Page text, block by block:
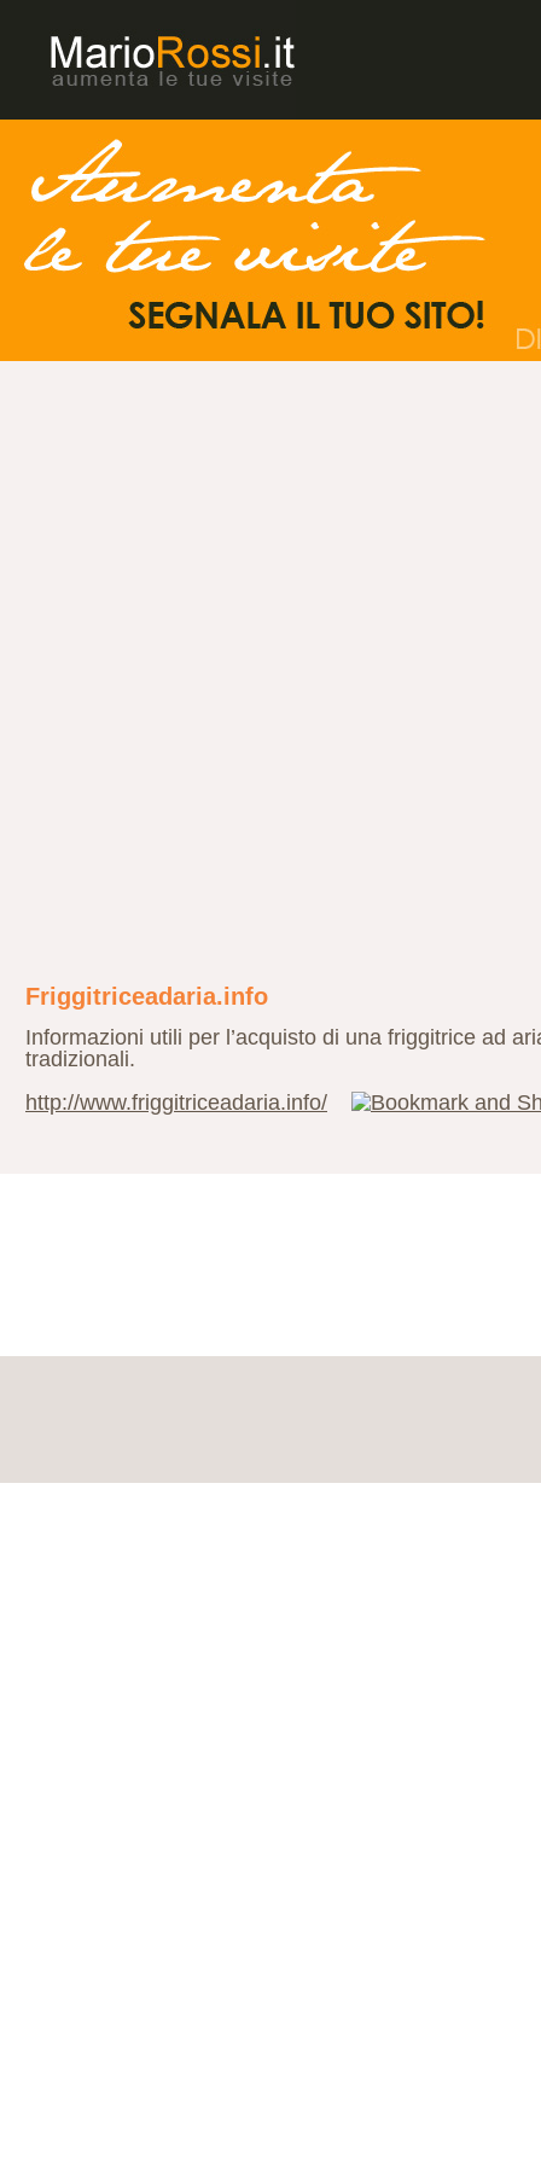
Friggitriceadaria.info
Informazioni utili per l’acquisto di una friggitrice ad
tradizionali.
http://www.friggitriceadaria.info/